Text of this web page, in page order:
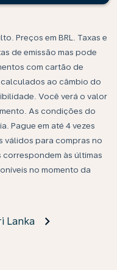
Preços em BRL. Taxas e
de emissão mas pode
com cartão de
ao câmbio do
Você verá o valor
As condições do
Pague em até 4 vezes
válidos para compras no
correspondem às últimas
no momento da
Lanka